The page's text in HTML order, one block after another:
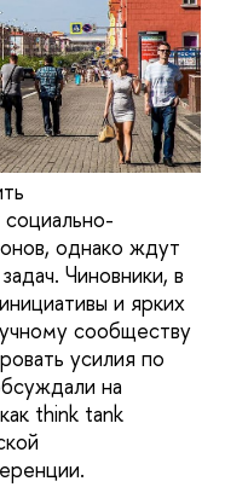
однако ждут
Чиновники, в
и ярких
сообществу
усилия по
на
think tank